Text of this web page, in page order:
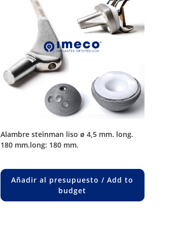
alambre steinman liso ø 4,5 mm. long.
180 mm.long: 180 mm.
Añadir al presupuesto / Add to
budget